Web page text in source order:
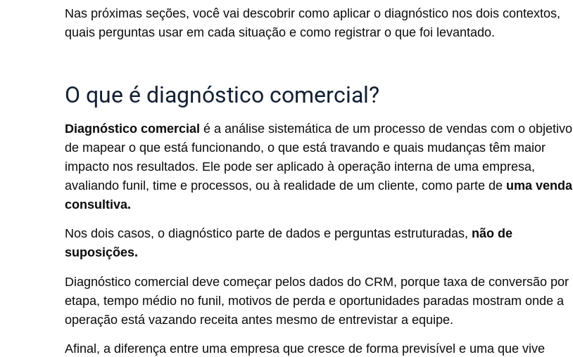
Nas próximas seções, você vai descobrir como aplicar o diagnóstico nos dois contextos,
quais perguntas usar em cada situação e como registrar o que foi levantado.
O que é diagnóstico comercial?
Diagnóstico comercial é a análise sistemática de um processo de vendas com o objetivo
de mapear o que está funcionando, o que está travando e quais mudanças têm maior
impacto nos resultados. Ele pode ser aplicado à operação interna de uma empresa,
avaliando funil, time e processos, ou à realidade de um cliente, como parte de uma venda
consultiva.
Nos dois casos, o diagnóstico parte de dados e perguntas estruturadas, não de
suposições.
Diagnóstico comercial deve começar pelos dados do CRM, porque taxa de conversão por
etapa, tempo médio no funil, motivos de perda e oportunidades paradas mostram onde a
operação está vazando receita antes mesmo de entrevistar a equipe.
Afinal, a diferença entre uma empresa que cresce de forma previsível e uma que vive